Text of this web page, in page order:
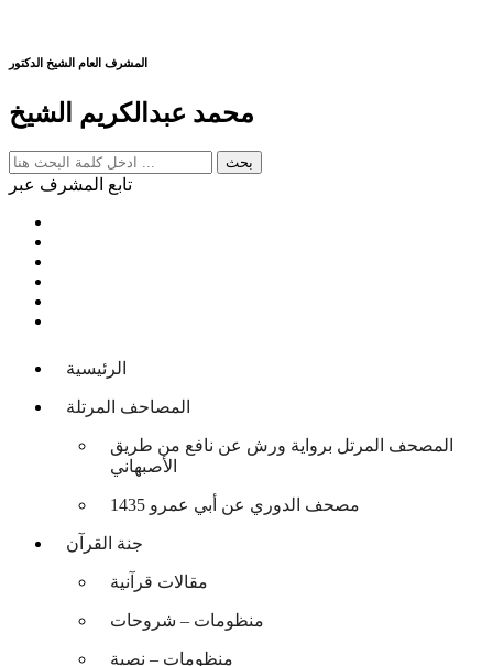
المشرف العام الشيخ الدكتور
محمد عبدالكريم الشيخ
تابع المشرف عبر
الرئيسية
المصاحف المرتلة
المصحف المرتل برواية ورش عن نافع من طريق
الأصبهاني
مصحف الدوري عن أبي عمرو 1435
جنة القرآن
مقالات قرآنية
منظومات – شروحات
منظومات – نصية